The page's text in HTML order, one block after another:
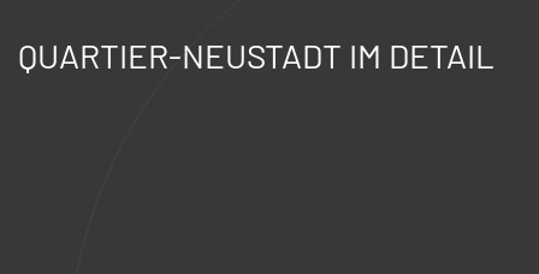
QUARTIER-NEUSTADT IM DETAIL